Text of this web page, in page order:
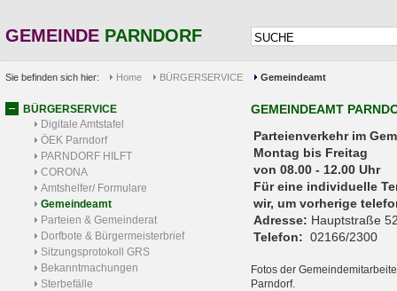
GEMEINDE PARNDORF
Sie befinden sich hier: Home BÜRGERSERVICE Gemeindeamt
BÜRGERSERVICE
Digitale Amtstafel
ÖEK Parndorf
PARNDORF HILFT
CORONA
Amtshelfer/ Formulare
Gemeindeamt
Parteien & Gemeinderat
Dorfbote & Bürgermeisterbrief
Sitzungsprotokoll GRS
Bekanntmachungen
Sterbefälle
GEMEINDEAMT
Parteienverkehr
Montag bis Freitag
von 08.00 - 12.00 Uhr
Für eine individuelle
wir, um vorherige
Adresse: Hauptstraße
Telefon: 02166/2300
Fotos der
Parndorf.